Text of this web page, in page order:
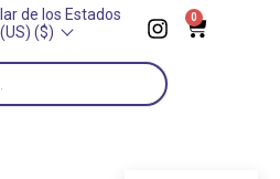
______Proxima entrega: 2
de los Estados
($)
I
n
s
t
a
0 Cart